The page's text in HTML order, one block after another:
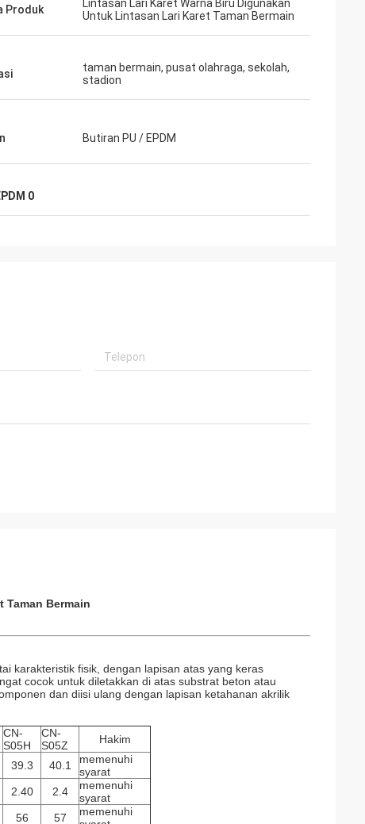
Produk
Lintasan Lari Karet Warna Biru Digunakan
Untuk Lintasan Lari Karet Taman Bermain
taman bermain, pusat olahraga, sekolah,
stadion
Butiran PU / EPDM
0
Taman Bermain
karakteristik fisik, dengan lapisan atas yang keras
cocok untuk diletakkan di atas substrat beton atau
dan diisi ulang dengan lapisan ketahanan akrilik
CN-
S05H
CN-
S05Z
Hakim
39.3 40.1
memenuhi
syarat
2.40 2.4
memenuhi
syarat
56 57
memenuhi